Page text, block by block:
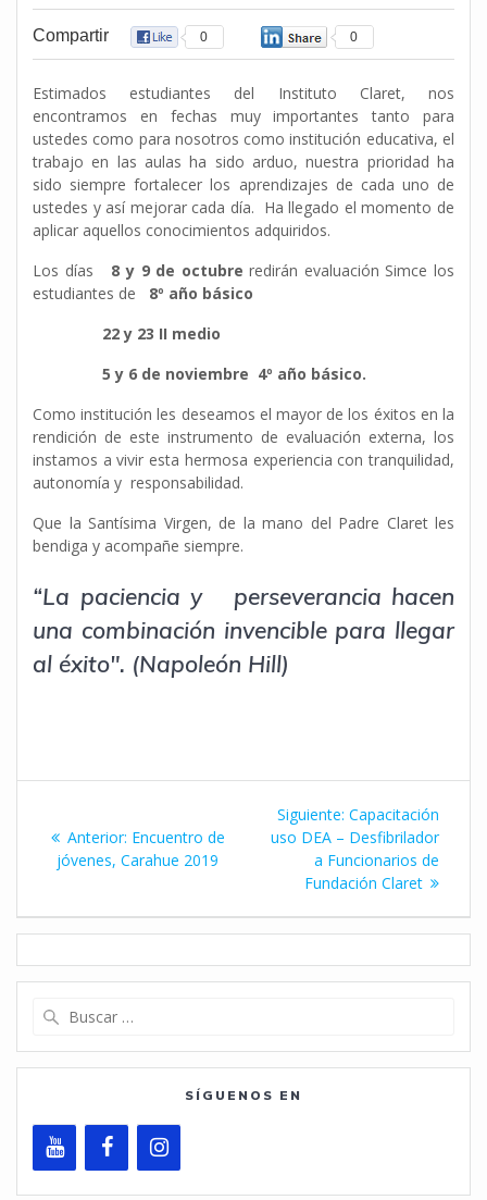
Compartir 0 0
Estimados estudiantes del Instituto Claret, nos
encontramos en fechas muy importantes tanto para
ustedes como para nosotros como institución educativa, el
trabajo en las aulas ha sido arduo, nuestra prioridad ha
sido siempre fortalecer los aprendizajes de cada uno de
ustedes y así mejorar cada día. Ha llegado el momento de
aplicar aquellos conocimientos adquiridos.
Los días 8 y 9 de octubre redirán evaluación Simce los
estudiantes de 8º año básico
22 y 23 II medio
5 y 6 de noviembre 4º año básico.
Como institución les deseamos el mayor de los éxitos en la
rendición de este instrumento de evaluación externa, los
instamos a vivir esta hermosa experiencia con tranquilidad,
autonomía y responsabilidad.
Que la Santísima Virgen, de la mano del Padre Claret les
bendiga y acompañe siempre.
“La paciencia y perseverancia hacen
una combinación invencible para llegar
al éxito". (Napoleón Hill)
de Anterior: Entrada
anterior:
Encuentro de
jóvenes, Carahue 2019
Siguiente: Siguiente
entrada:
Capacitación
uso DEA – Desfibrilador
a Funcionarios de
Fundación Claret
SÍGUENOS EN